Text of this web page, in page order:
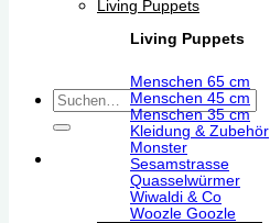
Suchen
nach:
Living Puppets
Living Puppets
Menschen 65 cm
Menschen 45 cm
Menschen 35 cm
Kleidung & Zubehör
Monster
Sesamstrasse
Quasselwürmer
Wiwaldi & Co
Woozle Goozle